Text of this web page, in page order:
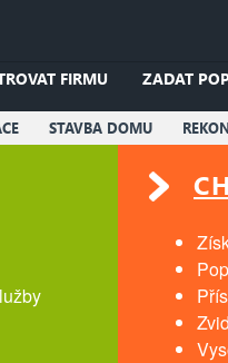
FIRMU ZADAT
STAVBA DOMU